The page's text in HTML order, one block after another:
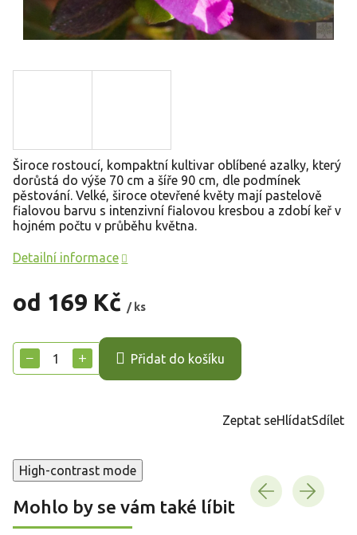
od 169 Kč / ks
cena:
+
− Přidat do košíku
Široce rostoucí, kompaktní kultivar oblíbené azalky, který
dorůstá do výše 70 cm a šíře 90 cm, dle podmínek
pěstování. Velké, široce otevřené květy mají pastelově
fialovou barvu s intenzivní fialovou kresbou a zdobí keř v
hojném počtu v průběhu května.
Detailní informace
Zeptat seHlídatSdílet
High-contrast mode
Mohlo by se vám také líbit